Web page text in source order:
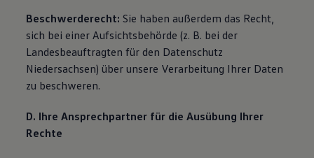
Beschwerderecht: Sie haben außerdem das Recht,
sich bei einer Aufsichtsbehörde (z. B. bei der
Landesbeauftragten für den Datenschutz
Niedersachsen) über unsere Verarbeitung Ihrer Daten
zu beschweren.
D. Ihre Ansprechpartner für die Ausübung Ihrer
Rechte